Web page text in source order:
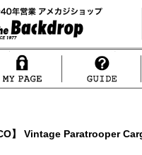
】 Vintage Paratrooper